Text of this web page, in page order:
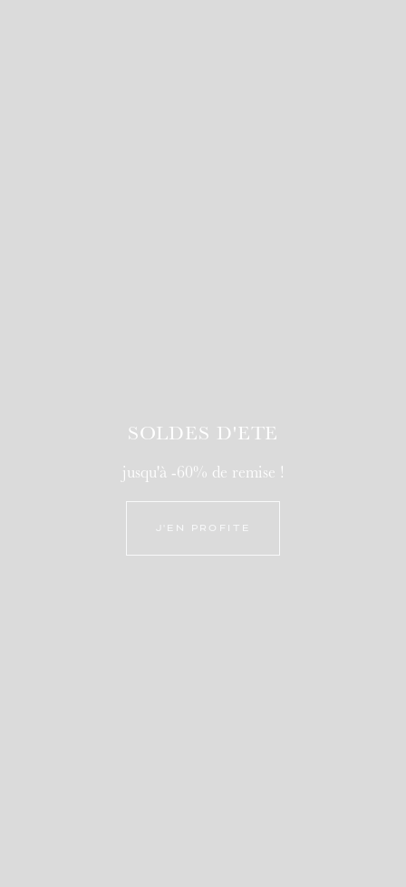
SOLDES D'ETE
jusqu'à -60% de remise !
J'EN PROFITE